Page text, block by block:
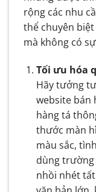
rộng các nhu
thể chuyên
mà không có
Tối ưu hóa
Hãy tưởng
website bán
hàng tá
thước màn
màu sắc,
dùng trường
nhồi nhét